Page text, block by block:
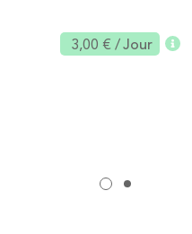
3,00 € / Jour